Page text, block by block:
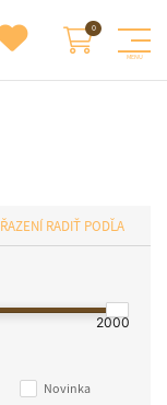
RADIŤ PODĽA
2000
Novinka